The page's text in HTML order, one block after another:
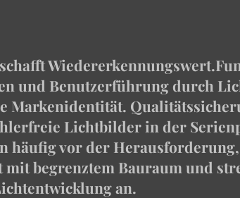
Wiedererkennungswert.
und Benutzerführung durch
Markenidentität.
Lichtbilder in der
häufig vor der
begrenztem Bauraum und
an.